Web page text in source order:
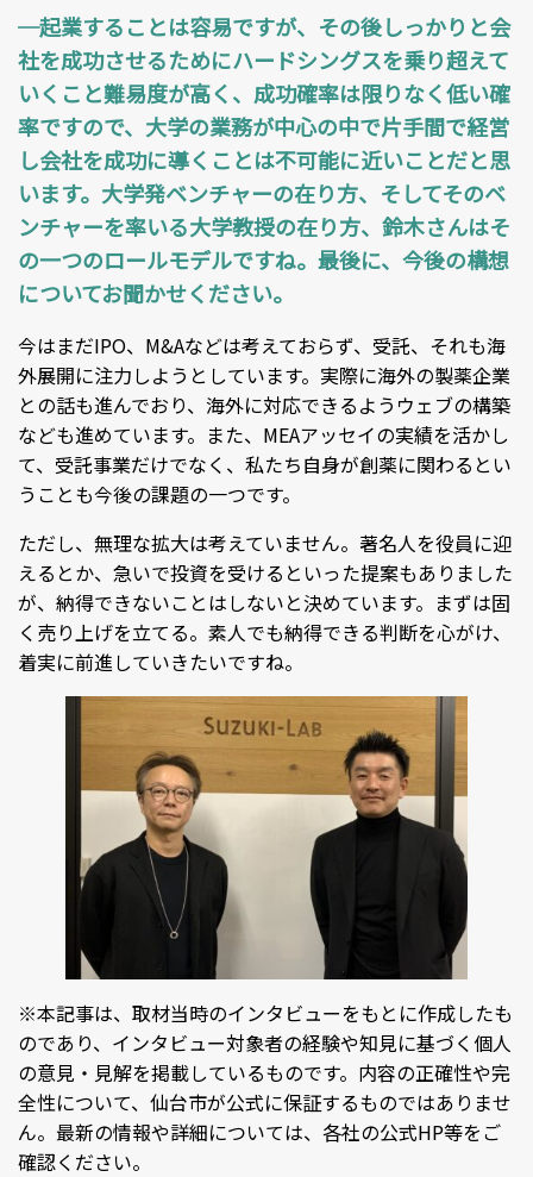
─起業することは容易ですが、その後しっかりと会
社を成功させるためにハードシングスを乗り超えて
いくこと難易度が高く、成功確率は限りなく低い確
率ですので、大学の業務が中心の中で片手間で経営
し会社を成功に導くことは不可能に近いことだと思
います。大学発ベンチャーの在り方、そしてそのベ
ンチャーを率いる大学教授の在り方、鈴木さんはそ
の一つのロールモデルですね。最後に、今後の構想
についてお聞かせください。
今はまだIPO、M&Aなどは考えておらず、受託、それも海
外展開に注力しようとしています。実際に海外の製薬企業
との話も進んでおり、海外に対応できるようウェブの構築
なども進めています。また、MEAアッセイの実績を活かし
て、受託事業だけでなく、私たち自身が創薬に関わるとい
うことも今後の課題の一つです。
ただし、無理な拡大は考えていません。著名人を役員に迎
えるとか、急いで投資を受けるといった提案もありました
が、納得できないことはしないと決めています。まずは固
く売り上げを立てる。素人でも納得できる判断を心がけ、
着実に前進していきたいですね。
※本記事は、取材当時のインタビューをもとに作成したも
のであり、インタビュー対象者の経験や知見に基づく個人
の意見・見解を掲載しているものです。内容の正確性や完
全性について、仙台市が公式に保証するものではありませ
ん。最新の情報や詳細については、各社の公式HP等をご
確認ください。